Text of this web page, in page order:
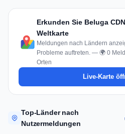
Erkunden Sie Beluga
Weltkarte
Meldungen nach Ländern
Probleme auftreten. — 🌍 0
Orten
Live-Karte
Top-Länder nach
Nutzermeldungen